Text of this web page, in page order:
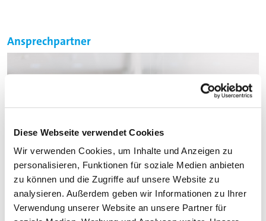
Diese Webseite verwendet Cookies
Wir verwenden Cookies, um Inhalte und Anzeigen zu
personalisieren, Funktionen für soziale Medien anbieten
zu können und die Zugriffe auf unsere Website zu
analysieren. Außerdem geben wir Informationen zu Ihrer
Verwendung unserer Website an unsere Partner für
Ansprechpartner